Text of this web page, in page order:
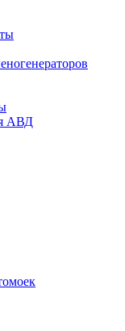
АВД